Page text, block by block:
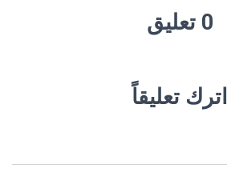
0 تعليق
اترك تعليقاً